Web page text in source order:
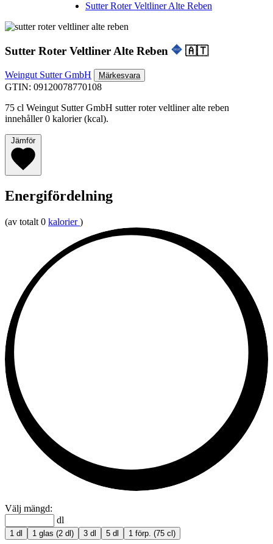
Sutter Roter Veltliner Alte Reben
Sutter Roter Veltliner Alte Reben 🇦🇹
Weingut Sutter GmbH Märkesvara
GTIN: 09120078770108
75 cl Weingut Sutter GmbH sutter roter veltliner alte reben
innehåller 0 kalorier (kcal).
Jämför
Energifördelning
(av totalt 0 kalorier )
Välj mängd:
dl
1 dl 1 glas (2 dl) 3 dl 5 dl 1 förp. (75 cl)